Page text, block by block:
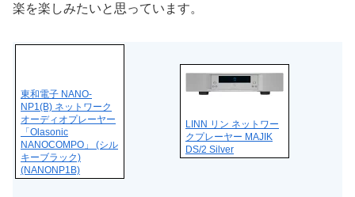
楽を楽しみたいと思っています。
東和電子 NANO-
NP1(B) ネットワーク
オーディオプレーヤー
「Olasonic
NANOCOMPO」 (シル
キーブラック)
(NANONP1B)
LINN リン ネットワー
クプレーヤー MAJIK
DS/2 Silver